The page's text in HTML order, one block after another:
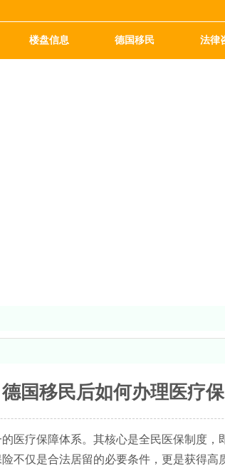
楼盘信息 德国移民 法律
德国移民后如何办理医疗保
医疗保障体系。其核心是全民医保制度
不仅是合法居留的必要条件，更是获得